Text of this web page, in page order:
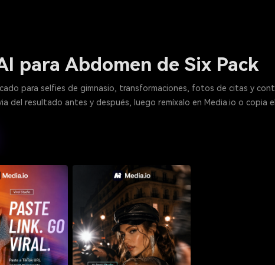
para Abdomen de Six Pack
para selfies de gimnasio, transformaciones, fotos de citas y
del resultado antes y después, luego remíxalo en Media.io o copia